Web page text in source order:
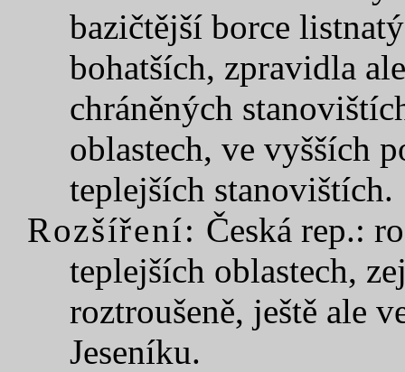
bazičtější borce
bohatších, zpravidla
chráněných
oblastech, ve vyšších
teplejších stanovištích.
Rozšíření: Česká rep.:
teplejších oblastech,
roztroušeně, ještě ale
Jeseníku.